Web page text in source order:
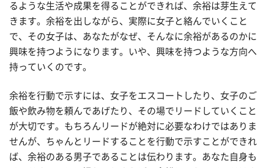
るような生活や成果を得ることができれば、余裕は芽生えて
きます。余裕を出しながら、実際に女子と絡んでいくこと
で、その女子は、あなたがなぜ、そんなに余裕があるのかに
興味を持つようになります。いや、興味を持つような方向へ
持っていくのです。
余裕を行動で示すには、女子をエスコートしたり、女子のご
飯や飲み物を頼んであげたり、その場でリードしていくこと
が大切です。もちろんリードが絶対に必要なわけではありま
せんが、ちゃんとリードすることを行動で示すことができれ
ば、余裕のある男子であることは伝わります。あなた自身も